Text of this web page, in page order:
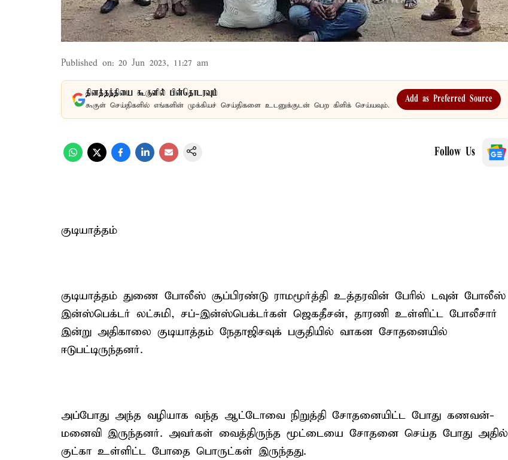
Published on: 20 Jun 2023, 11:27 am
தினத்தந்தியை கூகுளில் பின்தொடரவும்
கூகுள் செய்திகளில் எங்களின் முக்கியச் செய்திகளை உடனுக்குடன் பெற கிளிக் செய்யவும்.
Add as Preferred Source
Follow Us
குடியாத்தம்
குடியாத்தம் துணை போலீஸ் சூப்பிரண்டு ராமமூர்த்தி உத்தரவின் பேரில் டவுன் போலீஸ்
இன்ஸ்பெக்டர் லட்சுமி, சப்-இன்ஸ்பெக்டர்கள் ஜெகதீசன், தாரணி உள்ளிட்ட போலீசார்
இன்று அதிகாலை குடியாத்தம் நேதாஜிசவுக் பகுதியில் வாகன சோதனையில்
ஈடுபட்டிருந்தனர்.
அப்போது அந்த வழியாக வந்த ஆட்டோவை நிறுத்தி சோதனையிட்ட போது கணவன்-
மனைவி இருந்தனர். அவர்கள் வைத்திருந்த மூட்டையை சோதனை செய்த போது அதில்
குட்கா உள்ளிட்ட போதை பொருட்கள் இருந்தது.